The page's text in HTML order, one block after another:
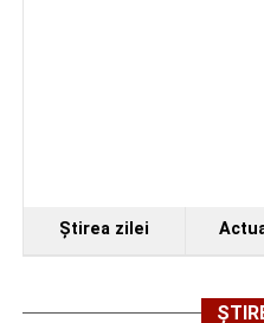
Ştirea zilei